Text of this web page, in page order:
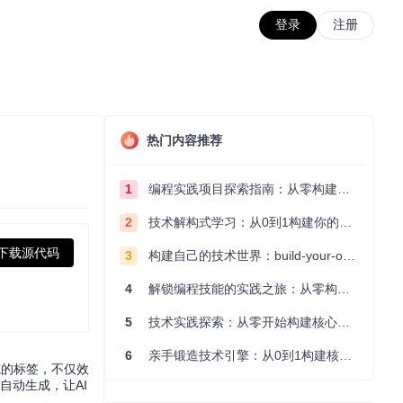
登录 注册
载源代码
标签，不仅效
动生成，让AI
热门内容推荐
1 编程实践项目探索指南：从零构建技术能力体系
2 技术解构式学习：从0到1构建你的编程知识体系
3 构建自己的技术世界：build-your-own-x项目的实践探索指南
4 解锁编程技能的实践之旅：从零构建你的技术世界
5 技术实践探索：从零开始构建核心系统的实践指南
6 亲手锻造技术引擎：从0到1构建核心系统的实践指南